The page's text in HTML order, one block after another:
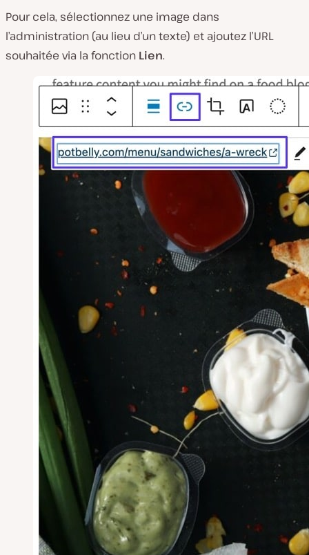
Pour cela, sélectionnez une image dans
l’administration (au lieu d’un texte) et ajoutez l’URL
souhaitée via la fonction Lien.